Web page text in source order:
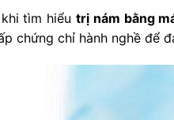
tìm hiểu trị nám bằng
chứng chỉ hành nghề để